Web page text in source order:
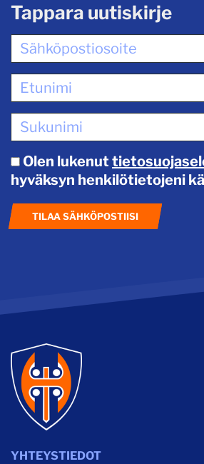
YHTEYSTIEDOT
Tappara uutiskirje
Olen lukenut
hyväksyn henkilötietojeni
TILAA SÄHKÖPOSTIISI